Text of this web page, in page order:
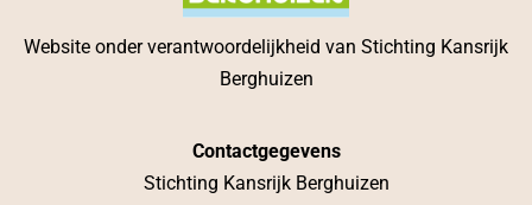
Website onder verantwoordelijkheid van Stichting Kansrijk
Berghuizen
Contactgegevens
Stichting Kansrijk Berghuizen